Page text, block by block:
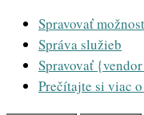
Spravovať
Správa služieb
Spravovať
Prečítajte si viac